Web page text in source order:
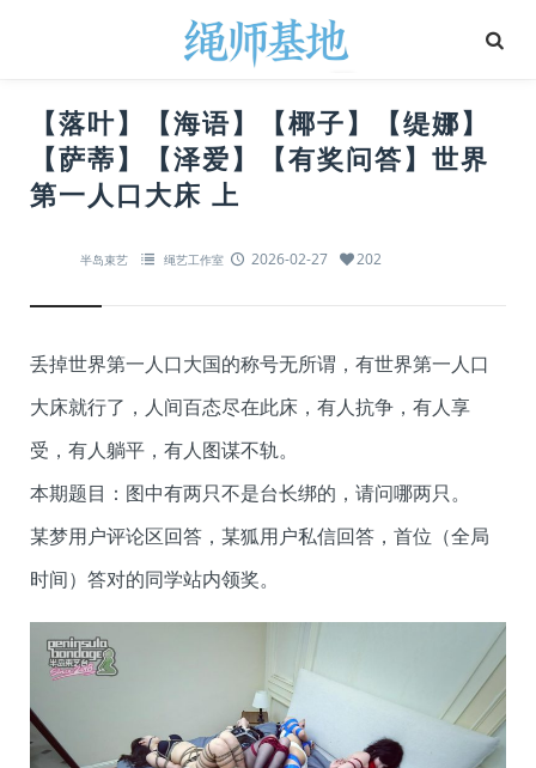
【落叶】【海语】【椰子】【缇娜】
【萨蒂】【泽爱】【有奖问答】世界
第一人口大床 上
半岛束艺 绳艺工作室 2026-02-27 202
丢掉世界第一人口大国的称号无所谓，有世界第一人口
大床就行了，人间百态尽在此床，有人抗争，有人享
受，有人躺平，有人图谋不轨。
本期题目：图中有两只不是台长绑的，请问哪两只。
某梦用户评论区回答，某狐用户私信回答，首位（全局
时间）答对的同学站内领奖。